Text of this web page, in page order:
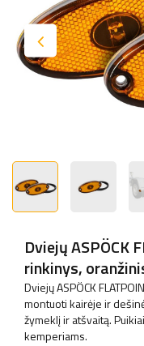
Dviejų ASPÖCK
rinkinys,
Dviejų ASPÖCK
montuoti kairėje ir
žymeklį ir atšvaitą.
kemperiams.